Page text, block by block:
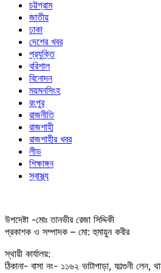
চট্টগ্রাম
জাতীয়
ঢাকা
দেশের খবর
প্রযুক্তি
বরিশাল
বিনোদন
ময়মনসিংহ
রংপুর
রাজনীতি
রাজশাহী
রাজশাহীর খবর
লীড
শিক্ষাঙ্গন
স্বাস্থ্য
উপদেষ্টা -মোঃ তানভীর রেজা সিদ্দিকী
প্রকাশক ও সম্পাদক – মো: হুমায়ুন কবীর
স্থায়ী কার্যালয়:
ঠিকানা- বাসা নং- ১১৬২ ভাটাপাড়া, ফাল্গুনী লেন,